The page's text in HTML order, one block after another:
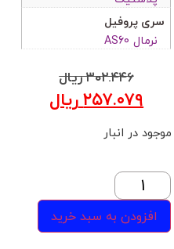
سری پروفیل
نرمال AS60
۳۰۲.۴۴۶ریال
۲۵۷.۰۷۹ریال
موجود در انبار
افزودن به سبد خرید